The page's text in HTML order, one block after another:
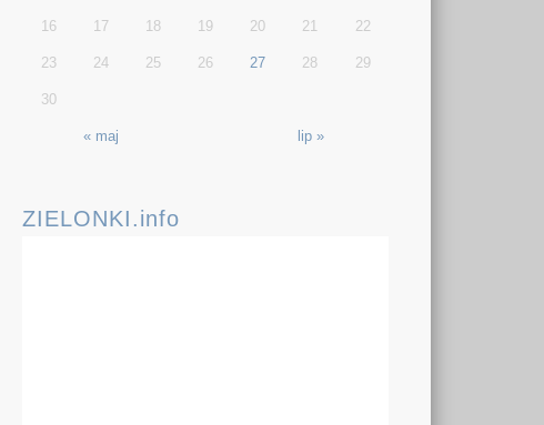
« maj lip »
16 17 18 19 20 21 22
23 24 25 26 27 28 29
30
ZIELONKI.info